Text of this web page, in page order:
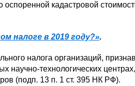
кадастровой
налоге в 2019 году?».
налога организаций,
научно-технологических
(подп. 13 п. 1 ст. 395 НК РФ).